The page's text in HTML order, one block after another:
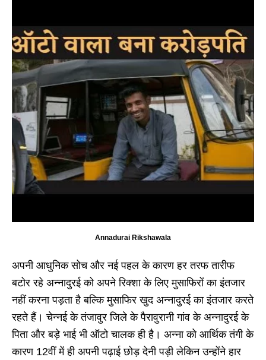
Annadurai Rikshawala
अपनी आधुनिक सोच और नई पहल के कारण हर तरफ तारीफ
बटोर रहे अन्नादुरई को अपने रिक्शा के लिए मुसाफिरों का इंतजार
नहीं करना पड़ता है बल्कि मुसाफिर खुद अन्नादुरई का इंतजार करते
रहते हैं। चेन्नई के तंजावुर जिले के पैरावुरानी गांव के अन्नादुरई के
पिता और बड़े भाई भी ऑटो चालक ही है। अन्ना को आर्थिक तंगी के
कारण 12वीं में ही अपनी पढ़ाई छोड़ देनी पड़ी लेकिन उन्होंने हार